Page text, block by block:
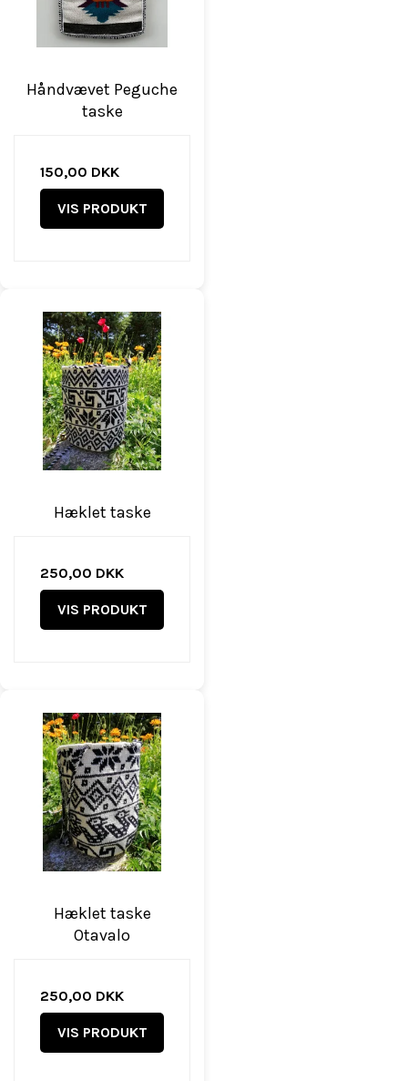
Håndvævet Peguche
taske
150,00 DKK
VIS PRODUKT
Hæklet taske
250,00 DKK
VIS PRODUKT
Hæklet taske
Otavalo
250,00 DKK
VIS PRODUKT